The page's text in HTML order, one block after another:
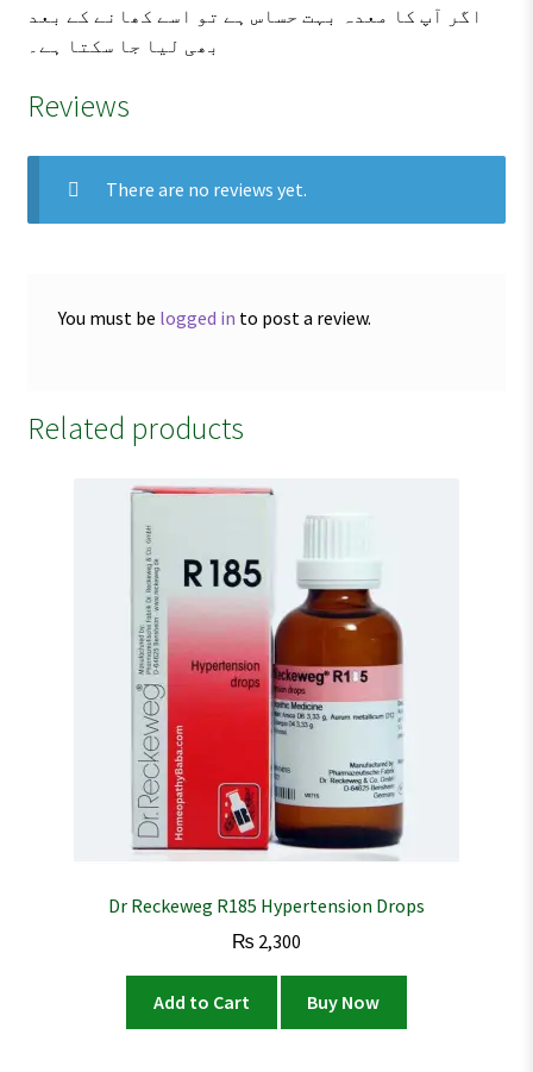
اگر آپ کا معدہ بہت حساس ہے تو اسے کھانے کے بعد
بھی لیا جا سکتا ہے۔
Reviews
There are no reviews yet.
You must be logged in to post a review.
Related products
Dr Reckeweg R185 Hypertension Drops
₨ 2,300
Add to Cart Buy Now